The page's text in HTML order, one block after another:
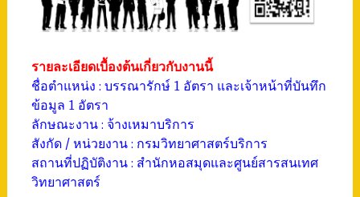
รายละเอียดเบื้องต้นเกี่ยวกับงานนี้
ชื่อตำแหน่ง : บรรณารักษ์ 1 อัตรา และเจ้าหน้าที่บันทึก
ข้อมูล 1 อัตรา
ลักษณะงาน : จ้างเหมาบริการ
สังกัด / หน่วยงาน : กรมวิทยาศาสตร์บริการ
สถานที่ปฏิบัติงาน : สำนักหอสมุดและศูนย์สารสนเทศ
วิทยาศาสตร์